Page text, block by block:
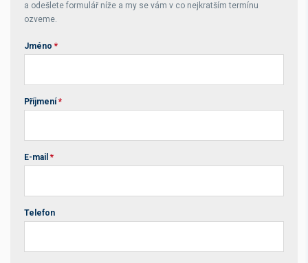
a odešlete formulář níže a my se vám v co nejkratším termínu
ozveme.
Jméno *
Příjmení *
E-mail *
Telefon